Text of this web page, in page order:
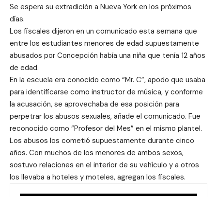
Se espera su extradición a Nueva York en los próximos
días.
Los fiscales dijeron en un comunicado esta semana que
entre los estudiantes menores de edad supuestamente
abusados por Concepción había una niña que tenía 12 años
de edad.
En la escuela era conocido como “Mr. C”, apodo que usaba
para identificarse como instructor de música, y conforme
la acusación, se aprovechaba de esa posición para
perpetrar los abusos sexuales, añade el comunicado. Fue
reconocido como “Profesor del Mes” en el mismo plantel.
Los abusos los cometió supuestamente durante cinco
años. Con muchos de los menores de ambos sexos,
sostuvo relaciones en el interior de su vehículo y a otros
los llevaba a hoteles y moteles, agregan los fiscales.